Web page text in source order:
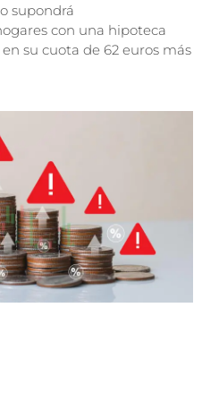
supondrá
con una hipoteca
su cuota de 62 euros más